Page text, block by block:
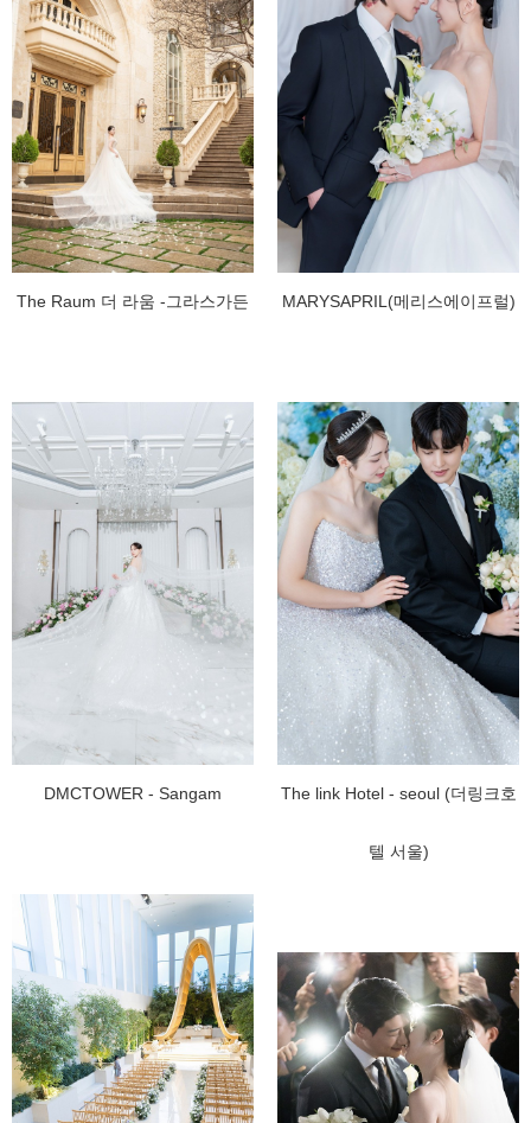
The Raum 더 라움 -그라스가든 MARYSAPRIL(메리스에이프럴)
DMCTOWER - Sangam The link Hotel - seoul (더링크호
텔 서울)